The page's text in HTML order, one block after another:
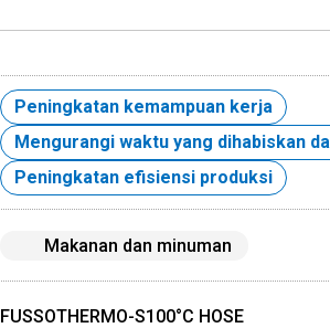
Peningkatan kemampuan kerja
Mengurangi waktu yang dihabiskan
Peningkatan efisiensi produksi
Makanan dan minuman
FUSSOTHERMO-S100°C HOSE